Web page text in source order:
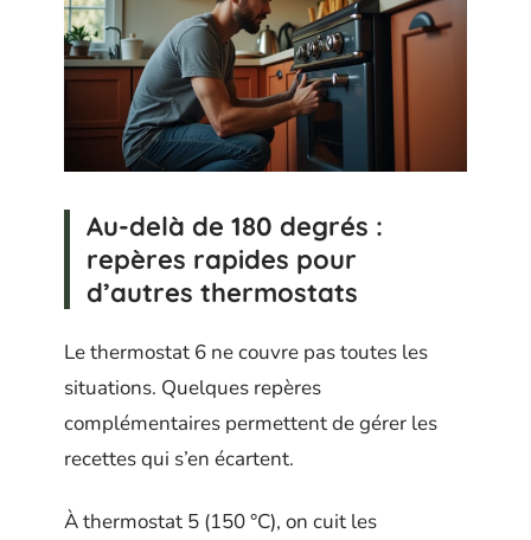
Au-delà de 180 degrés :
repères rapides pour
d’autres thermostats
Le thermostat 6 ne couvre pas toutes les
situations. Quelques repères
complémentaires permettent de gérer les
recettes qui s’en écartent.
À thermostat 5 (150 °C), on cuit les